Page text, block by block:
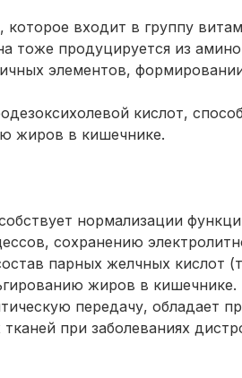
которое входит в группу
тоже продуцируется из
элементов,
кислот,
жиров в кишечнике.
нормализации
сохранению
парных желчных кислот
жиров в кишечнике.
передачу, обладает
при заболеваниях